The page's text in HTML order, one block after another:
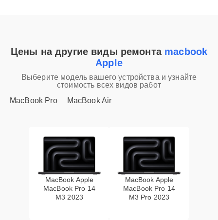
Цены на другие виды ремонта macbook
Apple
Выберите модель вашего устройства и узнайте
стоимость всех видов работ
MacBook Pro
MacBook Air
MacBook Apple
MacBook Pro 14
M3 2023
MacBook Apple
MacBook Pro 14
M3 Pro 2023